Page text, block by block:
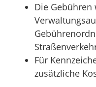
Die Gebühren
Für
zusätzliche